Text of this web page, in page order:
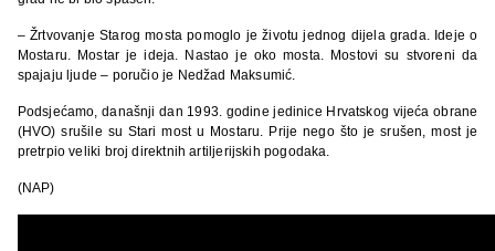
– Žrtvovanje Starog mosta pomoglo je životu jednog dijela grada. Ideje o
Mostaru. Mostar je ideja. Nastao je oko mosta. Mostovi su stvoreni da
spajaju ljude – poručio je Nedžad Maksumić.
Podsjećamo, današnji dan 1993. godine jedinice Hrvatskog vijeća obrane
(HVO) srušile su Stari most u Mostaru. Prije nego što je srušen, most je
pretrpio veliki broj direktnih artiljerijskih pogodaka.
(NAP)